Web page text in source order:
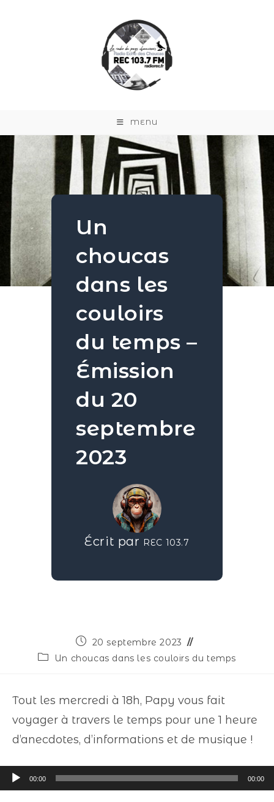
MENU
Un
choucas
dans les
couloirs
du temps –
Émission
du 20
septembre
2023
Écrit par REC 103.7
20 septembre 2023
Un choucas dans les couloirs du temps
Tout les mercredi à 18h, Papy vous fait
voyager à travers le temps pour une 1 heure
d’anecdotes, d’informations et de musique !
Lecteur
audio
00:00 00:00